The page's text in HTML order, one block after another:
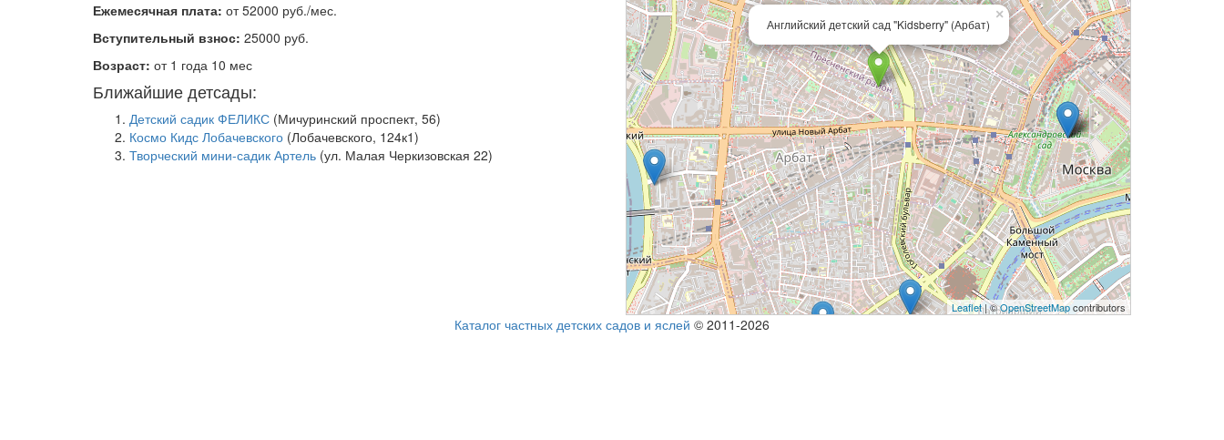
Ежемесячная плата: от 52000 руб./мес.
Вступительный взнос: 25000 руб.
Возраст: от 1 года 10 мес
Ближайшие детсады:
Детский садик ФЕЛИКС (Мичуринский проспект, 56)
Космо Кидс Лобачевского (Лобачевского, 124к1)
Творческий мини-садик Артель (ул. Малая Черкизовская 22)
×
Английский детский сад "Kidsberry" (Арбат)
Leaflet| ©OpenStreetMapcontributors
Каталог частных детских садов и яслей © 2011-2026